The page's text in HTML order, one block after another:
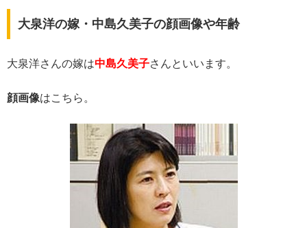
大泉洋の嫁・中島久美子の顔画像や年齢
大泉洋さんの嫁は中島久美子さんといいます。
顔画像はこちら。